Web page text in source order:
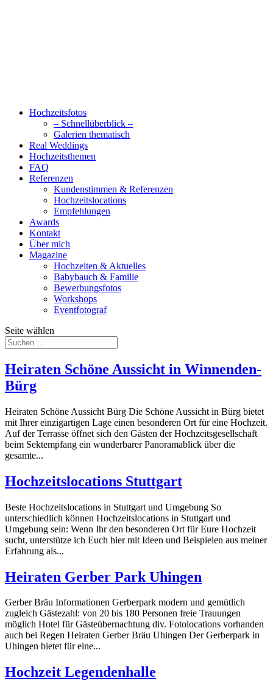
Hochzeitsfotos
– Schnellüberblick –
Galerien thematisch
Real Weddings
Hochzeitsthemen
FAQ
Referenzen
Kundenstimmen & Referenzen
Hochzeitslocations
Empfehlungen
Awards
Kontakt
Über mich
Magazine
Hochzeiten & Aktuelles
Babybauch & Familie
Bewerbungsfotos
Workshops
Eventfotograf
Seite wählen
Heiraten Schöne Aussicht in Winnenden-
Bürg
Heiraten Schöne Aussicht Bürg Die Schöne Aussicht in Bürg bietet
mit Ihrer einzigartigen Lage einen besonderen Ort für eine Hochzeit.
Auf der Terrasse öffnet sich den Gästen der Hochzeitsgesellschaft
beim Sektempfang ein wunderbarer Panoramablick über die
gesamte...
Hochzeitslocations Stuttgart
Beste Hochzeitslocations in Stuttgart und Umgebung So
unterschiedlich können Hochzeitslocations in Stuttgart und
Umgebung sein: Wenn Ihr den besonderen Ort für Eure Hochzeit
sucht, unterstütze ich Euch hier mit Ideen und Beispielen aus meiner
Erfahrung als...
Heiraten Gerber Park Uhingen
Gerber Bräu Informationen Gerberpark modern und gemütlich
zugleich Gästezahl: von 20 bis 180 Personen freie Trauungen
möglich Hotel für Gästeübernachtung div. Fotolocations vorhanden
auch bei Regen Heiraten Gerber Bräu Uhingen Der Gerberpark in
Uhingen bietet für eine...
Hochzeit Legendenhalle